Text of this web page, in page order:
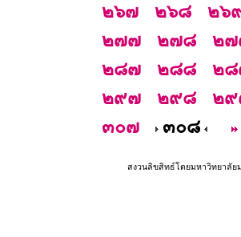
๒๖๗
๒๖๘
๒๖
๒๗๗
๒๗๘
๒
๒๘๗
๒๘๘
๒
๒๙๗
๒๙๘
๒
๓๐๗
๓๐๘
สงวนลิขสิทธ์โดยมหาวิทยาลั